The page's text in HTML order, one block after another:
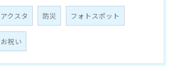
アクスタ 防災 フォトスポット
お祝い